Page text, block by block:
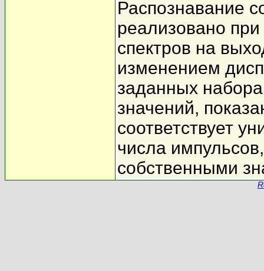
Распознавание
реализовано
спектров на
изменением
заданных
значений,
соответствует
числа
собственными